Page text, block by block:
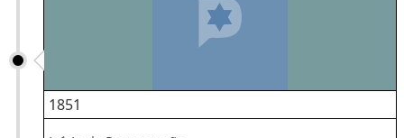
1851